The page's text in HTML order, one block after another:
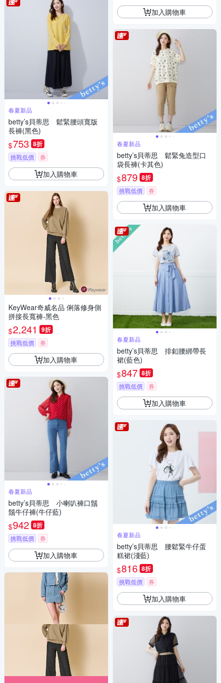
春夏新品
betty’s貝蒂思 鬆緊腰頭寬版
長褲(黑色)
$753 8折
挑戰低價 券
加入購物車
KeyWear奇威名品 俐落修身側
拼接長寬褲-黑色
$2,241 9折
挑戰低價 券
加入購物車
春夏新品
betty’s貝蒂思 小喇叭褲口鬚
鬚牛仔褲(牛仔藍)
$942 8折
挑戰低價 券
加入購物車
加入購物車
春夏新品
betty’s貝蒂思 鬆緊兔造型口
袋長褲(卡其色)
$879 8折
挑戰低價 券
加入購物車
春夏新品
betty’s貝蒂思 排釦腰綁帶長
裙(藍色)
$847 8折
挑戰低價 券
加入購物車
春夏新品
betty’s貝蒂思 腰鬆緊牛仔蛋
糕裙(淺藍)
$816 8折
挑戰低價 券
加入購物車